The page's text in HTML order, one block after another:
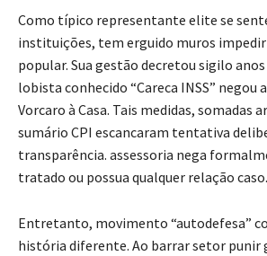
Como típico representante elite se
instituições, tem erguido muros
popular. Sua gestão decretou sigilo
lobista conhecido “Careca INSS” negou
Vorcaro à Casa. Tais medidas, somadas
sumário CPI escancaram tentativa
transparência. assessoria nega
tratado ou possua qualquer relação caso.
Entretanto, movimento “autodefesa”
história diferente. Ao barrar setor punir